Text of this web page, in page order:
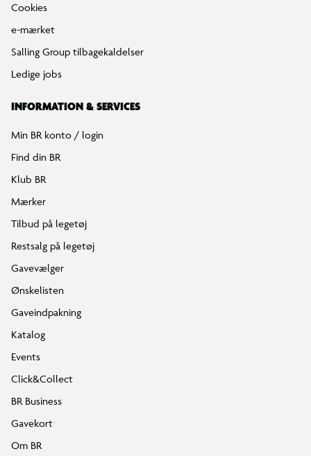
Cookies
e-mærket
Salling Group tilbagekaldelser
Ledige jobs
INFORMATION & SERVICES
Min BR konto / login
Find din BR
Klub BR
Mærker
Tilbud på legetøj
Restsalg på legetøj
Gavevælger
Ønskelisten
Gaveindpakning
Katalog
Events
Click&Collect
BR Business
Gavekort
Om BR